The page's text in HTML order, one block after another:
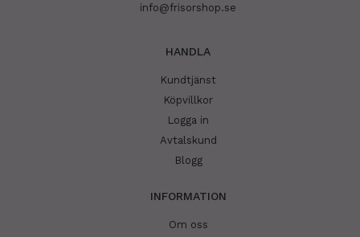
info@frisorshop.se
HANDLA
Kundtjänst
Köpvillkor
Logga in
Avtalskund
Blogg
INFORMATION
Om oss